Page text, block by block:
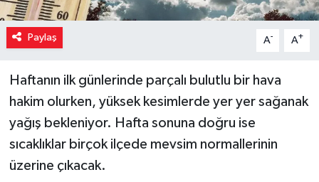
Paylaş A- A+
Haftanın ilk günlerinde parçalı bulutlu bir hava
hakim olurken, yüksek kesimlerde yer yer sağanak
yağış bekleniyor. Hafta sonuna doğru ise
sıcaklıklar birçok ilçede mevsim normallerinin
üzerine çıkacak.
Yurttan